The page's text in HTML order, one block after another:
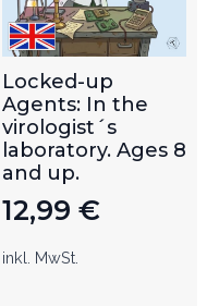
Locked-up
Agents: In the
virologist´s
laboratory. Ages 8
and up.
12,99 €
inkl. MwSt.